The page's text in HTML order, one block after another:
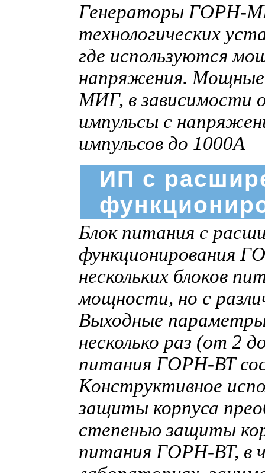
Генераторы ГОРН-
технологических
где используются
напряжения.
МИГ, в зависимости
импульсы c
импульсов до 1000А
ИП с
Блок питания с
функционирования
нескольких блоков
мощности, но с
Выходные
несколько раз (от 2
питания ГОРН-ВТ
Конструктивное
защиты корпуса
степенью защиты
питания ГОРН-ВТ, в